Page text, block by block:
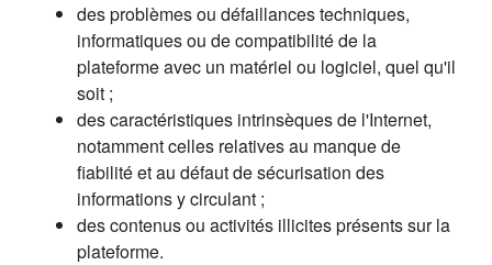
des problèmes ou défaillances techniques,
informatiques ou de compatibilité de la
plateforme avec un matériel ou logiciel, quel qu'il
soit ;
des caractéristiques intrinsèques de l'Internet,
notamment celles relatives au manque de
fiabilité et au défaut de sécurisation des
informations y circulant ;
des contenus ou activités illicites présents sur la
plateforme.